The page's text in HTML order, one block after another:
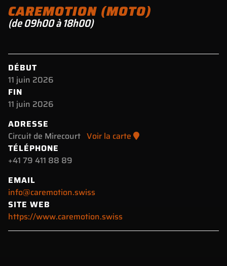
CAREMOTION (MOTO)
(de 09h00 à 18h00)
DÉBUT
11 juin 2026
FIN
11 juin 2026
ADRESSE
Circuit de Mirecourt Voir la carte
TÉLÉPHONE
+41 79 411 88 89
EMAIL
info@caremotion.swiss
SITE WEB
https://www.caremotion.swiss